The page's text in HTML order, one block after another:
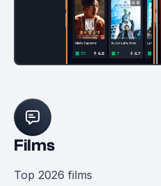
Films
Top 2026 films